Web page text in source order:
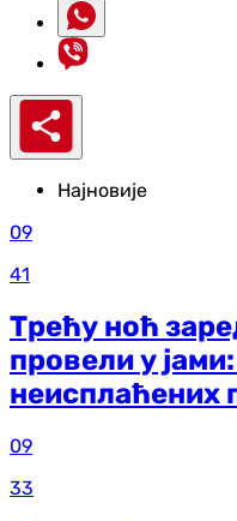
Најновије
09
41
Трећу ноћ
провели у
неисплаћених
09
33